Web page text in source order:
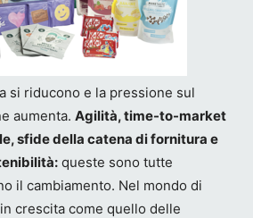
si riducono e la pressione sul
aumenta. Agilità, time-to-market
sfide della catena di fornitura e
queste sono tutte
il cambiamento. Nel mondo di
crescita come quello delle